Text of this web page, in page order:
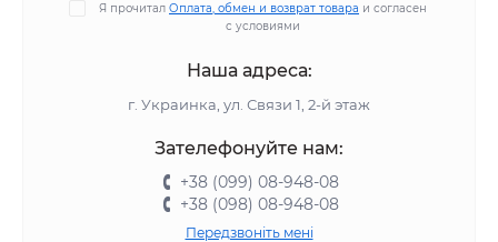
Я прочитал Оплата, обмен и возврат товара и согласен
с условиями
Наша адреса:
г. Украинка, ул. Связи 1, 2-й этаж
Зателефонуйте нам:
+38 (099) 08-948-08
+38 (098) 08-948-08
Передзвоніть мені